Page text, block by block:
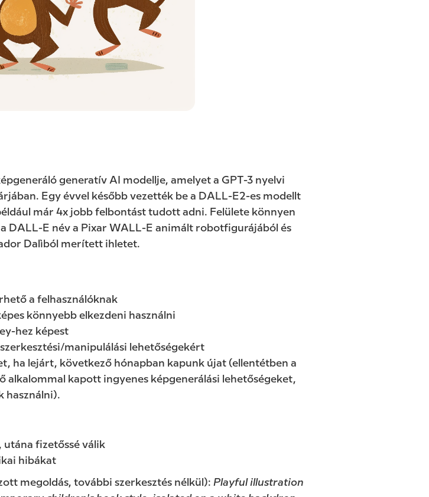
generatív AI modellje, amelyet a GPT-3 nyelvi
Egy évvel később vezették be a DALL-E2-es modellt
már 4x jobb felbontást tudott adni. Felülete könnyen
DALL-E név a Pixar WALL-E animált robotfigurájából és
Dalìból merített ihletet.
a felhasználóknak
könnyebb elkezdeni használni
hez képest
manipulálási lehetőségekért
ha lejárt, következő hónapban kapunk újat (ellentétben a
alkalommal kapott ingyenes képgenerálási lehetőségeket,
használni).
fizetőssé válik
hibákat
megoldás, további szerkesztés nélkül): Playful illustration